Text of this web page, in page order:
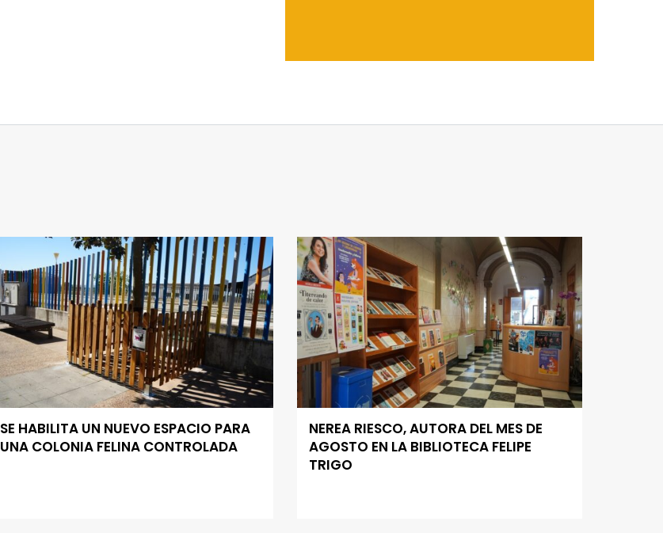
SE HABILITA UN NUEVO ESPACIO PARA
UNA COLONIA FELINA CONTROLADA
NEREA RIESCO, AUTORA DEL MES DE
AGOSTO EN LA BIBLIOTECA FELIPE
TRIGO